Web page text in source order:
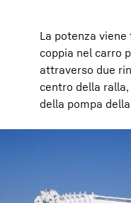
La potenza
coppia nel carro
attraverso due
centro della
della pompa